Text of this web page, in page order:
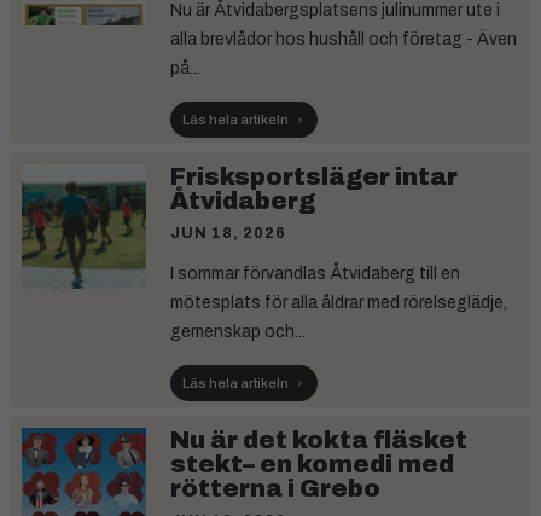
Nu är Åtvidabergsplatsens julinummer ute i
alla brevlådor hos hushåll och företag - Även
på...
Läs hela artikeln
Frisksportsläger intar
Åtvidaberg
JUN 18, 2026
I sommar förvandlas Åtvidaberg till en
mötesplats för alla åldrar med rörelseglädje,
gemenskap och...
Läs hela artikeln
Nu är det kokta fläsket
stekt– en komedi med
rötterna i Grebo